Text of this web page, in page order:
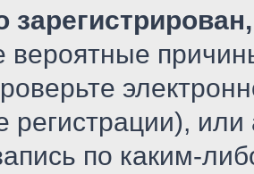
вероятные
регистрации),
по каким-